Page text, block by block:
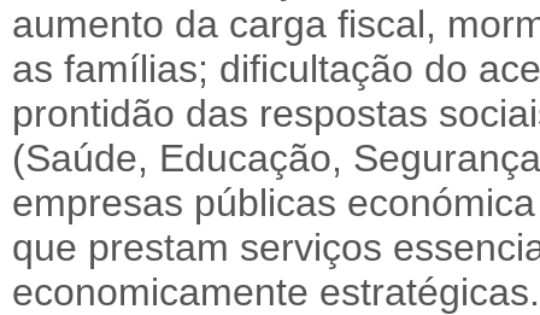
aumento da carga fiscal,
as famílias; dificultação do
prontidão das respostas
(Saúde, Educação,
empresas públicas
que prestam serviços
economicamente estratégicas.